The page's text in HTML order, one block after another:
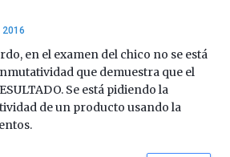
2016
en el examen del chico no se está
que demuestra que el
Se está pidiendo la
de un producto usando la